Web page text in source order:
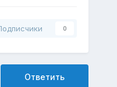
0
Ответить